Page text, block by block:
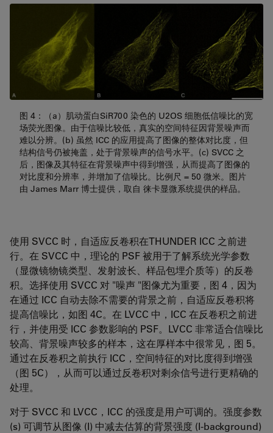
图 4：（a）肌动蛋白SiR700 染色的 U2OS 细胞低信噪比的宽
场荧光图像。由于信噪比较低，真实的空间特征因背景噪声而
难以分辨。(b) 虽然 ICC 的应用提高了图像的整体对比度，但
结构信号仍被掩盖，处于背景噪声的信号水平。(c) SVCC 之
后，图像及其特征在背景噪声中得到增强，从而提高了图像的
对比度和分辨率，并增加了信噪比。比例尺 = 50 微米。图片
由 James Marr 博士提供，取自 徕卡显微系统提供的样品。
使用 SVCC 时，自适应反卷积在THUNDER ICC 之前进
行。在 SVCC 中，理论的 PSF 被用于了解系统光学参数
（显微镜物镜类型、发射波长、样品包埋介质等）的反卷
积。选择使用 SVCC 对 "噪声 "图像尤为重要，图 4，因为
在通过 ICC 自动去除不需要的背景之前，自适应反卷积将
提高信噪比，如图 4C。在 LVCC 中，ICC 在反卷积之前进
行，并使用受 ICC 参数影响的 PSF。LVCC 非常适合信噪比
较高、背景噪声较多的样本，这在厚样本中很常见，图 5。
通过在反卷积之前执行 ICC，空间特征的对比度得到增强
（图 5C），从而可以通过反卷积对剩余信号进行更精确的
处理。
对于 SVCC 和 LVCC，ICC 的强度是用户可调的。强度参数
(s) 可调节从图像 (I) 中减去估算的背景强度 (I-background)